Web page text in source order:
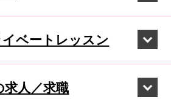
ベートレッスン
求人／求職